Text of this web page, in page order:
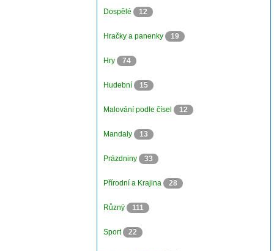
Dospělé 12
Hračky a panenky 19
Hry 74
Hudební 15
Malování podle čísel 12
Mandaly 13
Prázdniny 33
Přírodní a Krajina 28
Různý 111
Sport 22